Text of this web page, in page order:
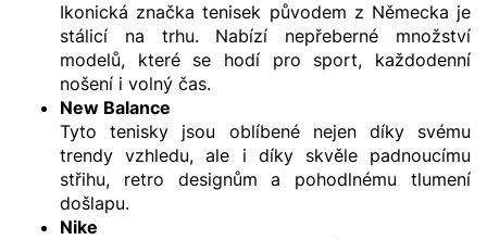
Ikonická značka tenisek původem z Německa je
stálicí na trhu. Nabízí nepřeberné množství
modelů, které se hodí pro sport, každodenní
nošení i volný čas.
New Balance
Tyto tenisky jsou oblíbené nejen díky svému
trendy vzhledu, ale i díky skvěle padnoucímu
střihu, retro designům a pohodlnému tlumení
došlapu.
Nike